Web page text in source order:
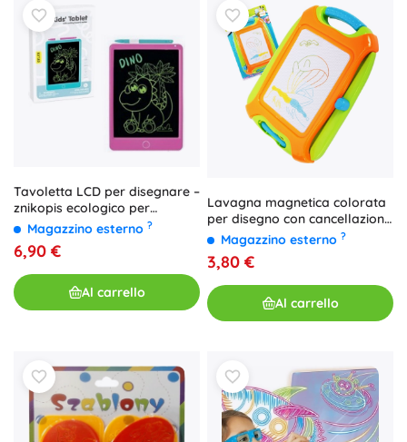
Tavoletta LCD per disegnare –
znikopis ecologico per
bambini
Magazzino esterno ?
6,90 €
Al carrello
Lavagna magnetica colorata
per disegno con cancellazione
26,5 × 18,5 cm con manico
Magazzino esterno ?
3,80 €
Al carrello